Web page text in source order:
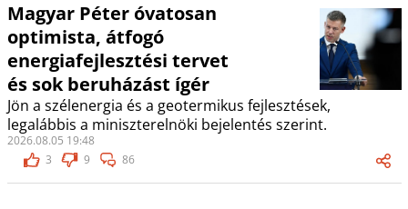
Magyar Péter óvatosan
optimista, átfogó
energiafejlesztési tervet
és sok beruházást ígér
Jön a szélenergia és a geotermikus fejlesztések,
legalábbis a miniszterelnöki bejelentés szerint.
2026.08.05 19:48
3
9 86